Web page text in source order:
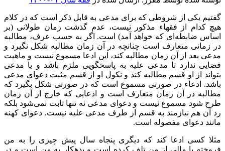
گفتیم یکی از شروطی که برای مدعی به قابل ذکر است که در کلام
هیچ کدام از فقهاء مذکور نیست، عدم گذشت زمان طولانی (بر
اساس ضابطه‌ای که خواهد آمد) است. اگر به حسب عرف، مطالبه
در زمانی متعارف است چنانچه در آن زمان مطالبه شکل نگیرد و
مدعی بعد از آن زمان مطالبه کند، این ادعا مسموع نیست و ماهیت
قضایی ندارد تا مدعی علیه به پاسخگویی ملزم باشد و یا مدعی
بتواند از او قسم مطالبه کند و نکول او از قسم مثبت دعوای مدعی
باشد. ادعاء در صورتی مسموع است که در صورتی شکل بگیرد که
مطالبه در آن زمان متعارف است و ادعایی که خارج از آن زمان
طرح شود مسموع نیست و دعوای مدعی نه تنها ثابت نمی‌شود بلکه
رد آن هم نیازمند به قسم از طرف مدعی علیه نیست. دعوای کهنه
مانند دعوای مفصوله است.
مثلا کسی ادعا کند که دیگری پنجاه سال پیش چیزی را به من
فروخته یا مالی از من تلف کرده است و بدهکار به من است و در